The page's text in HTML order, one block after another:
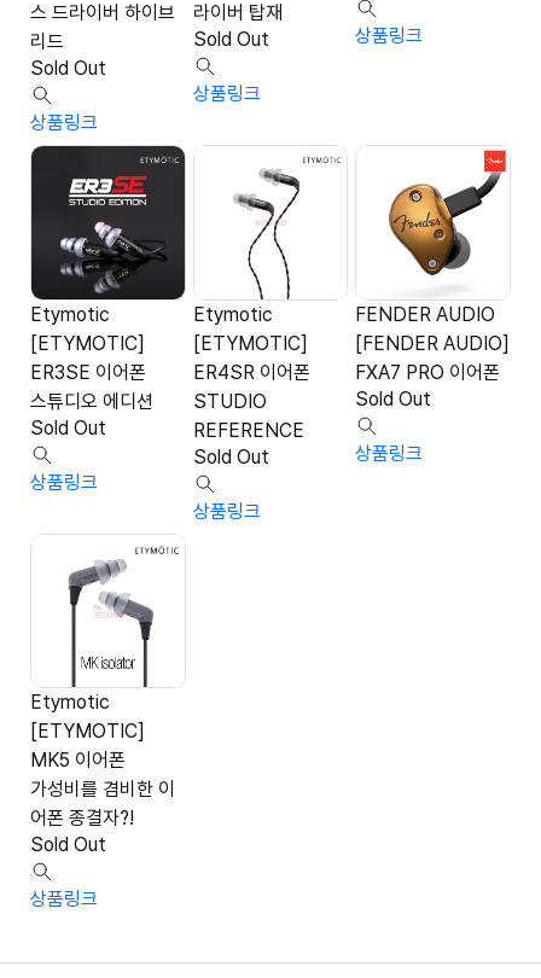
스 드라이버 하이브
리드
Sold Out
상품링크
라이버 탑재
Sold Out
상품링크
상품링크
Etymotic
[ETYMOTIC]
ER3SE 이어폰
스튜디오 에디션
Sold Out
상품링크
Etymotic
[ETYMOTIC]
ER4SR 이어폰
STUDIO
REFERENCE
Sold Out
상품링크
FENDER AUDIO
[FENDER AUDIO]
FXA7 PRO 이어폰
Sold Out
상품링크
Etymotic
[ETYMOTIC]
MK5 이어폰
가성비를 겸비한 이
어폰 종결자?!
Sold Out
상품링크